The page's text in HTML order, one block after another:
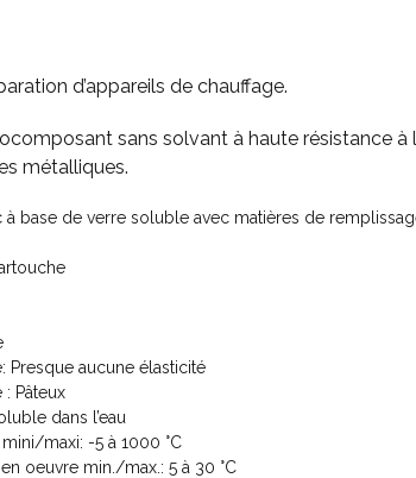
d’appareils de chauffage.
sans solvant à haute résistance
métalliques.
à base de verre soluble avec matières de
Presque aucune élasticité
Pâteux
dans l’eau
maxi: -5 à 1000 °C
oeuvre min./max.: 5 à 30 °C